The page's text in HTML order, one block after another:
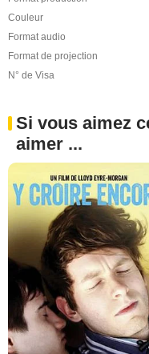
Couleur
Format audio
Format de projection
N° de Visa
Si vous aimez
aimer ...